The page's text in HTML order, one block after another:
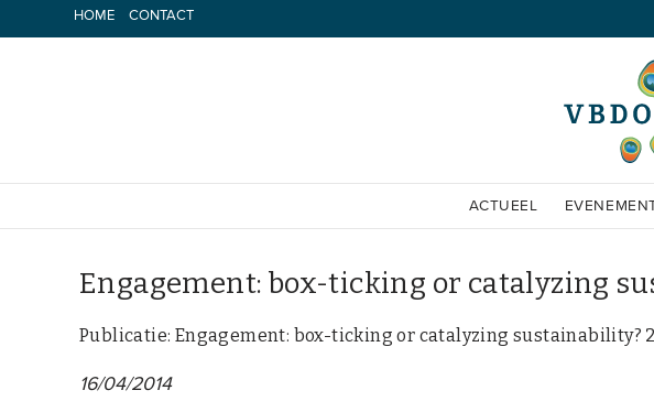
naar
HOME CONTACT
ACTUEEL
Engagement: box-ticking or catalyzing
Publicatie: Engagement: box-ticking or catalyzing sustainability?
16/04/2014